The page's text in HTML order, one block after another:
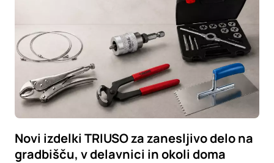
Novi izdelki TRIUSO za zanesljivo delo na
gradbišču, v delavnici in okoli doma